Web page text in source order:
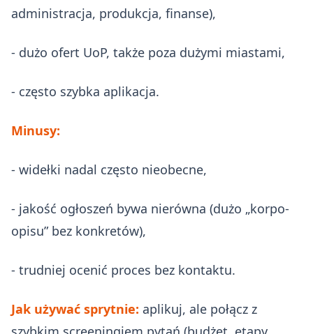
administracja, produkcja, finanse),
- dużo ofert UoP, także poza dużymi miastami,
- często szybka aplikacja.
Minusy:
- widełki nadal często nieobecne,
- jakość ogłoszeń bywa nierówna (dużo „korpo-
opisu” bez konkretów),
- trudniej ocenić proces bez kontaktu.
Jak używać sprytnie: aplikuj, ale połącz z